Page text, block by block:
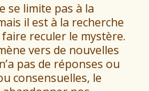
se limite pas à la
il est à la recherche
reculer le mystère.
vers de nouvelles
pas de réponses ou
consensuelles, le